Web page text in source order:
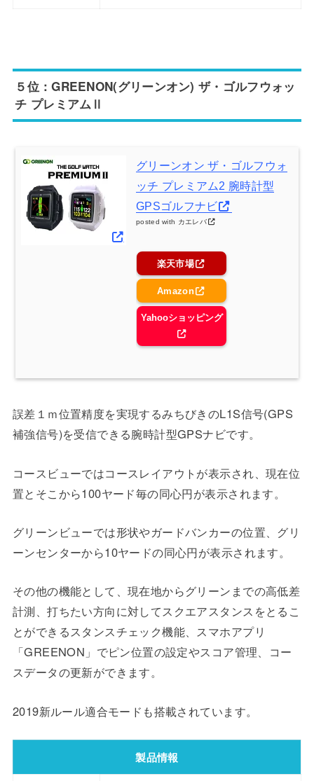
５位：GREENON(グリーンオン) ザ・ゴルフウォッ
チ プレミアムⅡ
グリーンオン ザ・ゴルフウォ
ッチ プレミアム2 腕時計型
GPSゴルフナビ
posted with カエレバ
楽天市場
Amazon
Yahooショッピング
誤差１ｍ位置精度を実現するみちびきのL1S信号(GPS
補強信号)を受信できる腕時計型GPSナビです。
コースビューではコースレイアウトが表示され、現在位
置とそこから100ヤード毎の同心円が表示されます。
グリーンビューでは形状やガードバンカーの位置、グリ
ーンセンターから10ヤードの同心円が表示されます。
その他の機能として、現在地からグリーンまでの高低差
計測、打ちたい方向に対してスクエアスタンスをとるこ
とができるスタンスチェック機能、スマホアプリ
「GREENON」でピン位置の設定やスコア管理、コー
スデータの更新ができます。
2019新ルール適合モードも搭載されています。
製品情報